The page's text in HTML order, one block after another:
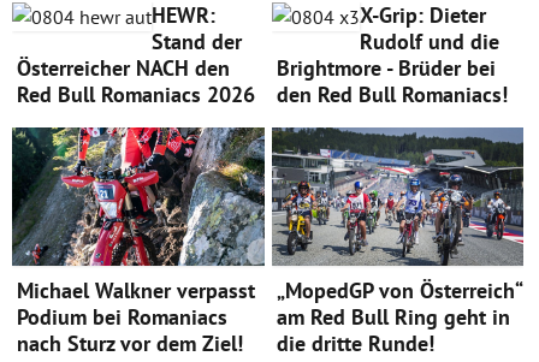
HEWR:
Stand der
Österreicher NACH den
Red Bull Romaniacs 2026
X-Grip: Dieter
Rudolf und die
Brightmore - Brüder bei
den Red Bull Romaniacs!
Michael Walkner verpasst
Podium bei Romaniacs
nach Sturz vor dem Ziel!
„MopedGP von Österreich“
am Red Bull Ring geht in
die dritte Runde!